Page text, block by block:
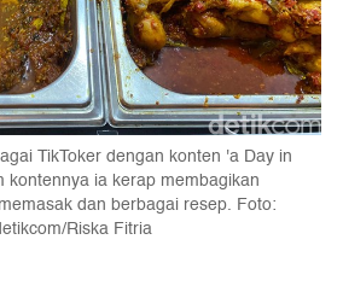
TikToker dengan konten 'a Day in
kontennya ia kerap membagikan
dan berbagai resep. Foto:
Riska Fitria